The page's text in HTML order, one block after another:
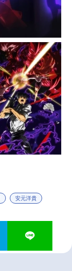
安元洋貴